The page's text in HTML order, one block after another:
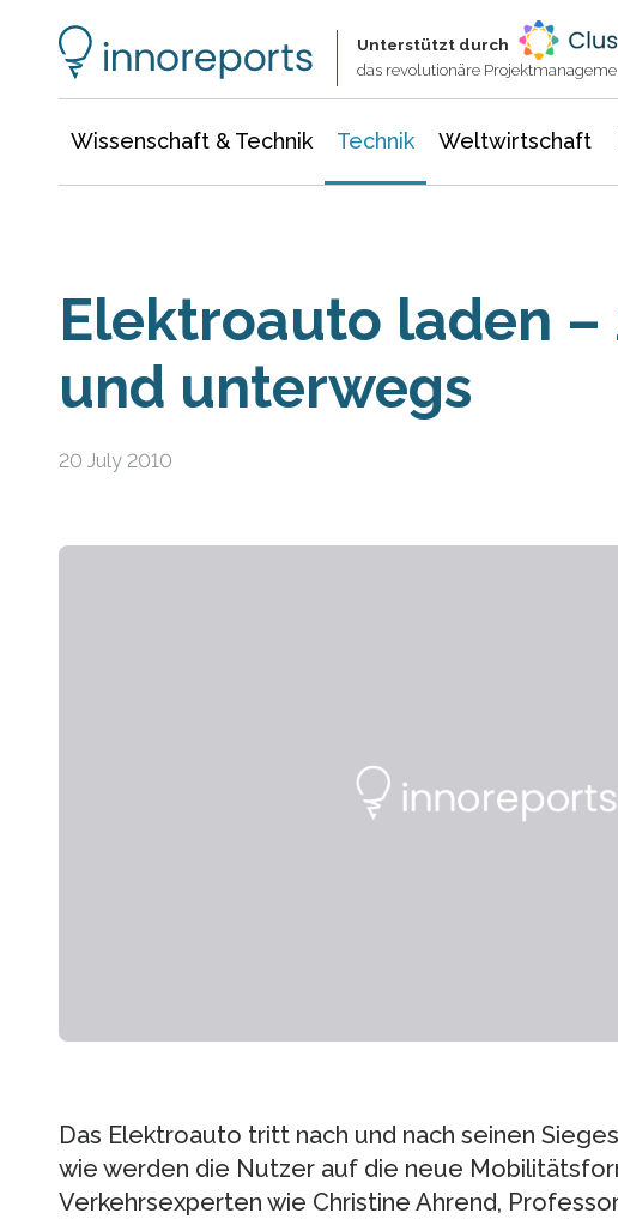
Unterstützt durch
das revolutionäre
Wissenschaft & Technik Technik Weltwirtschaft
Elektroauto laden –
und unterwegs
20 July 2010
Das Elektroauto tritt nach und nach seinen
wie werden die Nutzer auf die neue
Verkehrsexperten wie Christine Ahrend,